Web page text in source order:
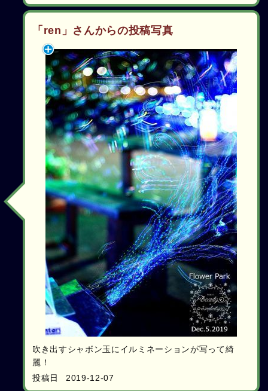
「ren」さんからの投稿写真
吹き出すシャボン玉にイルミネーションが写って綺
麗！
投稿日
2019-12-07